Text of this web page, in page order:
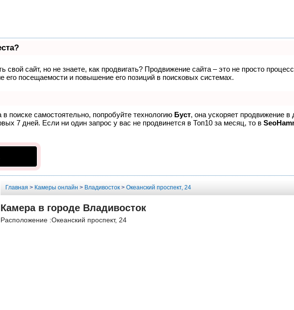
свой сайт, но не знаете, как продвигать? Продвижение сайта – это не просто
его посещаемости и повышение его позиций в поисковых системах.
поиске самостоятельно, попробуйте технологию Буст, она ускоряет продвижение в
7 дней. Если ни один запрос у вас не продвинется в Топ10 за месяц, то в
Главная > Камеры онлайн > Владивосток> Океанский проспект, 24
Камера в городе Владивосток
Расположение :Океанский проспект, 24